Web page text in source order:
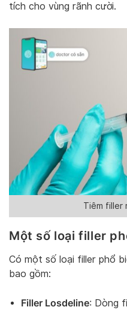
tích cho vùng rãnh cười.
Tiêm filler
Một số loại filler
Có một số loại filler phổ
bao gồm:
Filler Losdeline: Dòng